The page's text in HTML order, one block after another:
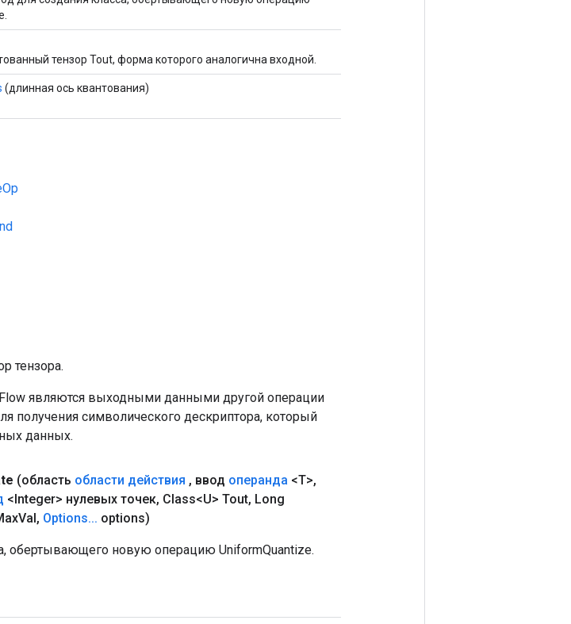
тензор Tout, форма которого аналогична входной.
(длинная ось квантования)
тензора.
являются выходными данными другой операции
получения символического дескриптора, который
данных.
(область области действия , ввод операнда <T>,
<Integer> нулевых точек, Class<U> Tout, Long
Val, Options... options)
обертывающего новую операцию UniformQuantize.